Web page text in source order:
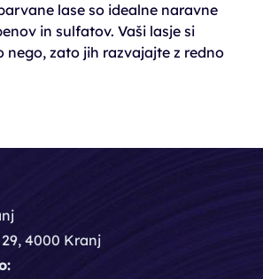
lase so idealne naravne
in sulfatov. Vaši lasje si
nego, zato jih razvajajte z redno
4000 Kranj